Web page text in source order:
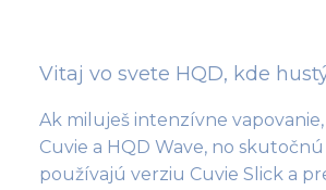
Vitaj vo svete HQD, kde
Ak miluješ intenzívne
Cuvie a HQD Wave, no
používajú verziu Cuvie Slick a